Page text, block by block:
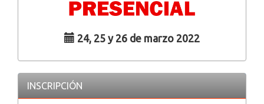
24, 25 y 26 de marzo 2022
INSCRIPCIÓN